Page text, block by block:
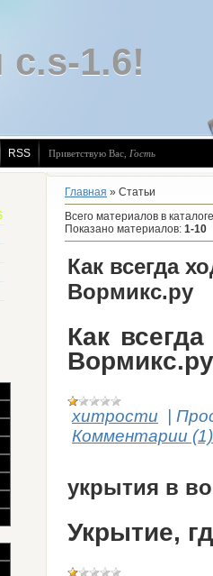
c.s-1.6!
RSS Приветствую Вас Гость
Главная » Статьи
Всего материалов в каталоге
Показано материалов: 1-10
Как всегда
Вормикс.ру
Как
Вормикс.ру
хитрости
Комментарии (1)
укрытия в
Укрытие,